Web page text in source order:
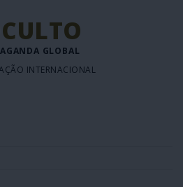
GLOBAL
INTERNACIONAL